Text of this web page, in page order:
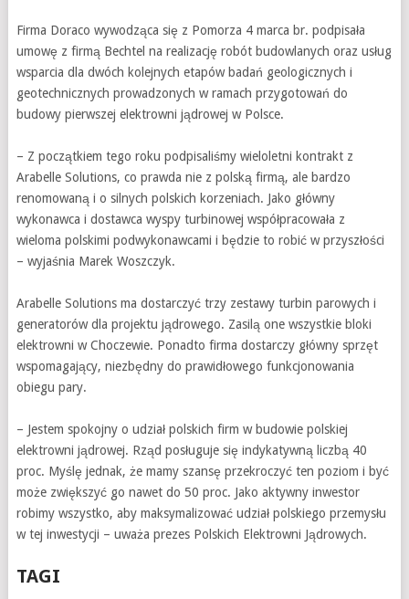
Firma Doraco wywodząca się z Pomorza 4 marca br. podpisała
umowę z firmą Bechtel na realizację robót budowlanych oraz usług
wsparcia dla dwóch kolejnych etapów badań geologicznych i
geotechnicznych prowadzonych w ramach przygotowań do
budowy pierwszej elektrowni jądrowej w Polsce.
– Z początkiem tego roku podpisaliśmy wieloletni kontrakt z
Arabelle Solutions, co prawda nie z polską firmą, ale bardzo
renomowaną i o silnych polskich korzeniach. Jako główny
wykonawca i dostawca wyspy turbinowej współpracowała z
wieloma polskimi podwykonawcami i będzie to robić w przyszłości
– wyjaśnia Marek Woszczyk.
Arabelle Solutions ma dostarczyć trzy zestawy turbin parowych i
generatorów dla projektu jądrowego. Zasilą one wszystkie bloki
elektrowni w Choczewie. Ponadto firma dostarczy główny sprzęt
wspomagający, niezbędny do prawidłowego funkcjonowania
obiegu pary.
– Jestem spokojny o udział polskich firm w budowie polskiej
elektrowni jądrowej. Rząd posługuje się indykatywną liczbą 40
proc. Myślę jednak, że mamy szansę przekroczyć ten poziom i być
może zwiększyć go nawet do 50 proc. Jako aktywny inwestor
robimy wszystko, aby maksymalizować udział polskiego przemysłu
w tej inwestycji – uważa prezes Polskich Elektrowni Jądrowych.
TAGI